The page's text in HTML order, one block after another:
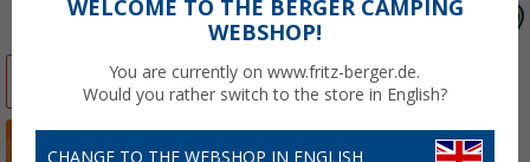
WELCOME TO THE BERGER CAMPING
WEBSHOP!
You are currently on www.fritz-berger.de.
Would you rather switch to the store in English?
CHANGE TO THE WEBSHOP IN ENGLISH